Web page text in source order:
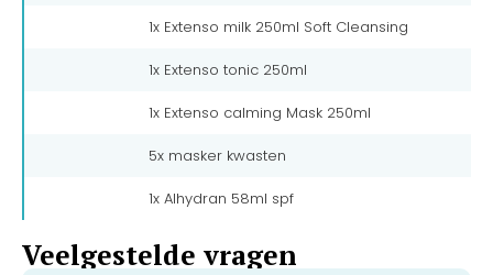
1x Extenso milk 250ml Soft Cleansing
1x Extenso tonic 250ml
1x Extenso calming Mask 250ml
5x masker kwasten
1x Alhydran 58ml spf
Veelgestelde vragen